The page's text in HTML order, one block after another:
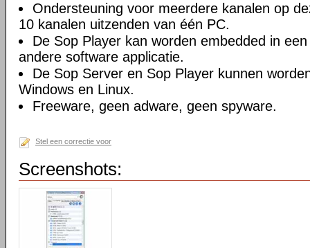
Ondersteuning voor meerdere kanalen op
10 kanalen uitzenden van één PC.
De Sop Player kan worden embedded in
andere software applicatie.
De Sop Server en Sop Player kunnen
Windows en Linux.
Freeware, geen adware, geen spyware.
Stel een correctie voor
Screenshots: